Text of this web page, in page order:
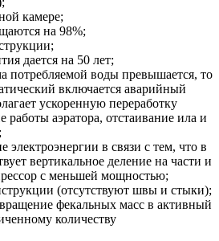
камере;
на 98%;
дается на 50 лет;
потребляемой воды превышается, то
включается аварийный
ускоренную переработку
работы аэратора, отстаивание ила и
электроэнергии в связи с тем, что в
вертикальное деление на части и
с меньшей мощностью;
(отсутствуют швы и стыки);
фекальных масс в активный
количеству